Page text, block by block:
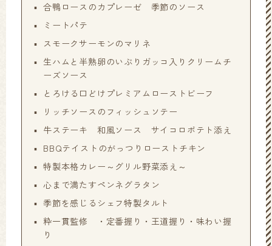
合鴨ロースのカプレーゼ 季節のソース
ミートパテ
スモークサーモンのマリネ
生ハムと半熟卵のいぶりガッコ入りクリームチ
ーズソース
とろける口どけプレミアムローストビーフ
リッチソースのフィッシュソテー
牛ステーキ 和風ソース サイコロポテト添え
BBQテイストのがっつりローストチキン
特製本格カレー～グリル野菜添え～
心まで満たすペンネグラタン
季節を感じるシェフ特製タルト
粋一貫監修 ・定番握り・王道握り・味わい握
り